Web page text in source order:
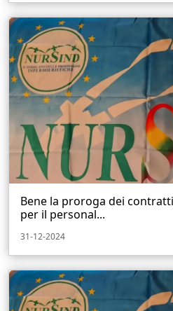
Bene la proroga dei
per il personal...
31-12-2024